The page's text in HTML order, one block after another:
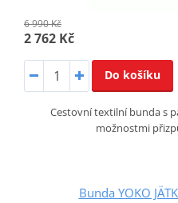
6 990 Kč
2 762 Kč
Do košíku
Cestovní textilní bunda s
možnostmi
Bunda YOKO